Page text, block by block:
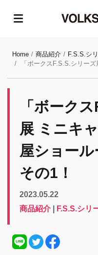
Home 商品紹介
F.S.S.シ
「ボークスF.S.S.シリーズ展 ミニキャ
「ボーク
展 ミニキ
屋ショー
その1！
2023.05.22
商品紹介
F.S.S.シリ